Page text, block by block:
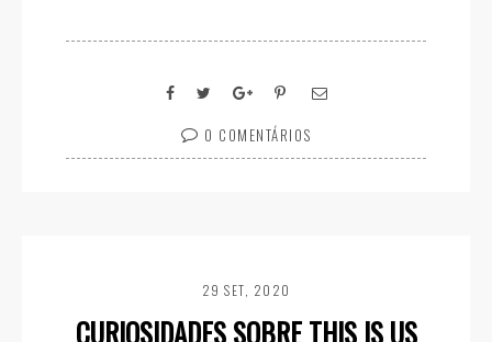
0 COMENTÁRIOS
29 SET, 2020
CURIOSIDADES SOBRE THIS IS US